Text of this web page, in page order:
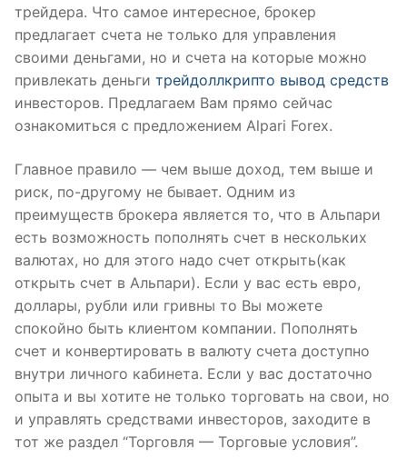
трейдера. Что самое интересное, брокер
предлагает счета не только для управления
своими деньгами, но и счета на которые можно
привлекать деньги трейдоллкрипто вывод средств
инвесторов. Предлагаем Вам прямо сейчас
ознакомиться с предложением Alpari Forex.
Главное правило — чем выше доход, тем выше и
риск, по-другому не бывает. Одним из
преимуществ брокера является то, что в Альпари
есть возможность пополнять счет в нескольких
валютах, но для этого надо счет открыть(как
открыть счет в Альпари). Если у вас есть евро,
доллары, рубли или гривны то Вы можете
спокойно быть клиентом компании. Пополнять
счет и конвертировать в валюту счета доступно
внутри личного кабинета. Если у вас достаточно
опыта и вы хотите не только торговать на свои, но
и управлять средствами инвесторов, заходите в
тот же раздел “Торговля — Торговые условия”.